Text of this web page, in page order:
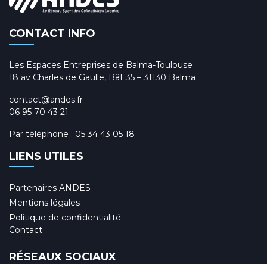
CONTACT INFO
Les Espaces Entreprises de Balma-Toulouse
18 av Charles de Gaulle, Bât 35 – 31130 Balma
contact@andes.fr
06 95 70 43 21
Par téléphone : 05 34 43 05 18
LIENS UTILES
Partenaires ANDES
Mentions légales
Politique de confidentialité
Contact
RÉSEAUX SOCIAUX